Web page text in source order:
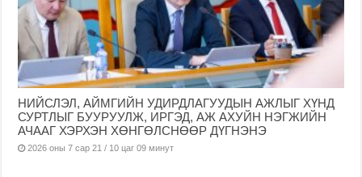
НИЙСЛЭЛ, АЙМГИЙН УДИРДЛАГУУДЫН АЖЛЫГ ХҮНД
СУРТЛЫГ БУУРУУЛЖ, ИРГЭД, АЖ АХУЙН НЭГЖИЙН
АЧААГ ХЭРХЭН ХӨНГӨЛСНӨӨР ДҮГНЭНЭ
2026 оны 7 сар 21 / 10 цаг 09 минут